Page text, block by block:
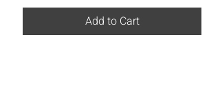
Add to Cart